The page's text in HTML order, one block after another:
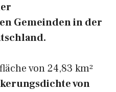
Gemeinden in der
von 24,83 km²
von